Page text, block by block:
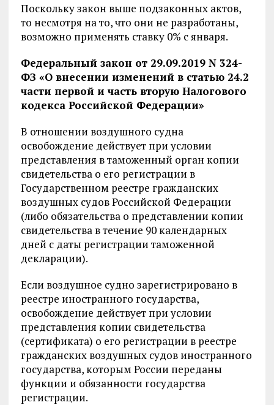
Поскольку закон выше подзаконных актов,
то несмотря на то, что они не разработаны,
возможно применять ставку 0% с января.
Федеральный закон от 29.09.2019 N 324-
ФЗ «О внесении изменений в статью 24.2
части первой и часть вторую Налогового
кодекса Российской Федерации»
В отношении воздушного судна
освобождение действует при условии
представления в таможенный орган копии
свидетельства о его регистрации в
Государственном реестре гражданских
воздушных судов Российской Федерации
(либо обязательства о представлении копии
свидетельства в течение 90 календарных
дней с даты регистрации таможенной
декларации).
Если воздушное судно зарегистрировано в
реестре иностранного государства,
освобождение действует при условии
представления копии свидетельства
(сертификата) о его регистрации в реестре
гражданских воздушных судов иностранного
государства, которым России переданы
функции и обязанности государства
регистрации.